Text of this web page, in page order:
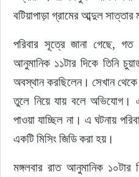
বটিয়াপাড়া গ্রামের আব্দুল
পরিবার সূত্রে জানা গেছে, গত
আনুমানিক ১১টার দিকে তিনি
অবস্থান করছিলেন। সেখান
তুলে নিয়ে যায় বলে
পাওয়া যাচ্ছিল না। এ ঘটনায়
একটি মিসিং জিডি করা হয়।
মঙ্গলবার রাত আনুমানিক ১০টার